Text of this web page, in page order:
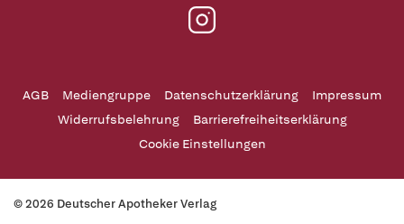
AGB Mediengruppe Datenschutzerklärung
Impressum
Widerrufsbelehrung
Barrierefreiheitserklärung
Cookie Einstellungen
© 2026 Deutscher Apotheker Verlag